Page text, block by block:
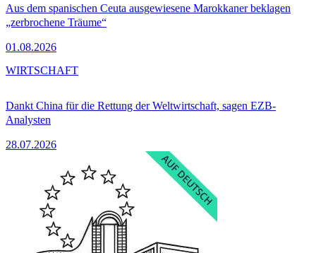
Aus dem spanischen Ceuta ausgewiesene Marokkaner beklagen
„zerbrochene Träume“
01.08.2026
Dankt China für die Rettung der Weltwirtschaft, sagen EZB-
Analysten
28.07.2026
WIRTSCHAFT